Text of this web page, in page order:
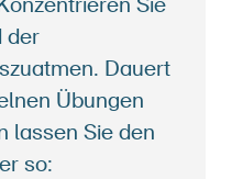
der
Dauert
Übungen
lassen Sie den
so: